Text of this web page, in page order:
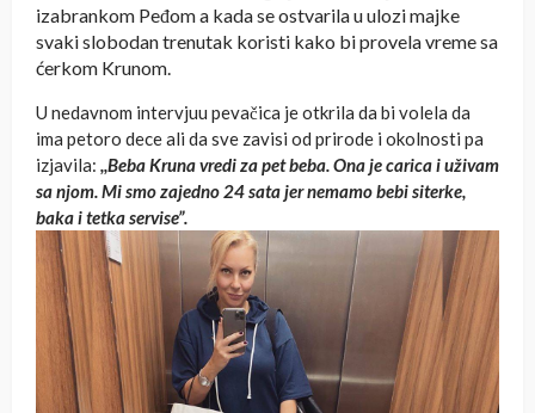
izabrankom Peđom a kada se ostvarila u ulozi majke
svaki slobodan trenutak koristi kako bi provela vreme sa
ćerkom Krunom.
U nedavnom intervjuu pevačica je otkrila da bi volela da
ima petoro dece ali da sve zavisi od prirode i okolnosti pa
izjavila: ,,Beba Kruna vredi za pet beba. Ona je carica i uživam
sa njom. Mi smo zajedno 24 sata jer nemamo bebi siterke,
baka i tetka servise”.